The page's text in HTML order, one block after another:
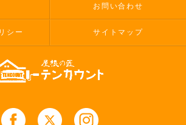
お問い合わせ
シー サイトマップ